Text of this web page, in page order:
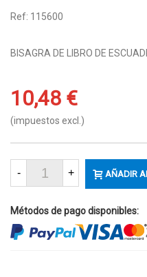
Ref: 115600
BISAGRA DE LIBRO DE
10,48 €
(impuestos excl.)
- + AÑADIR
Métodos de pago disponibles: